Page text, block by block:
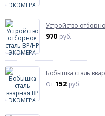
Устройство
970 руб.
Бобышка сталь
От 152 руб.